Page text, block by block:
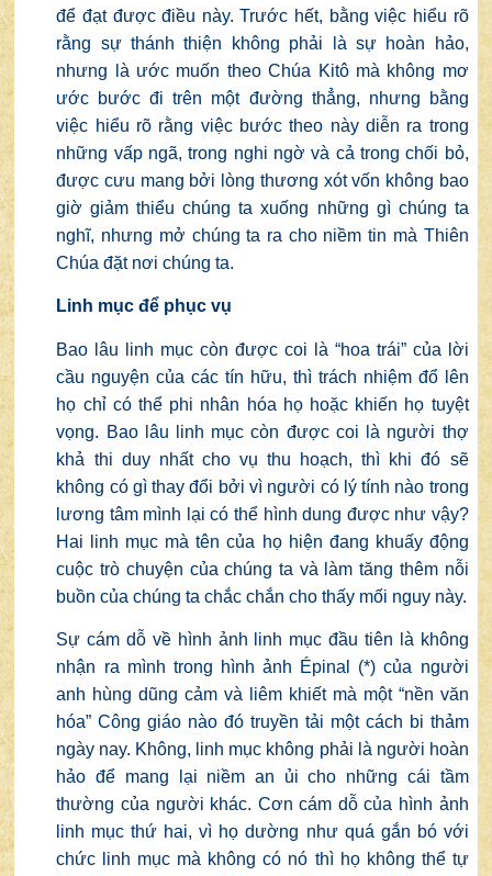
để đạt được điều này. Trước hết, bằng việc hiểu rõ
rằng sự thánh thiện không phải là sự hoàn hảo,
nhưng là ước muốn theo Chúa Kitô mà không mơ
ước bước đi trên một đường thẳng, nhưng bằng
việc hiểu rõ rằng việc bước theo này diễn ra trong
những vấp ngã, trong nghi ngờ và cả trong chối bỏ,
được cưu mang bởi lòng thương xót vốn không bao
giờ giảm thiểu chúng ta xuống những gì chúng ta
nghĩ, nhưng mở chúng ta ra cho niềm tin mà Thiên
Chúa đặt nơi chúng ta.
Linh mục để phục vụ
Bao lâu linh mục còn được coi là “hoa trái” của lời
cầu nguyện của các tín hữu, thì trách nhiệm đổ lên
họ chỉ có thể phi nhân hóa họ hoặc khiến họ tuyệt
vọng. Bao lâu linh mục còn được coi là người thợ
khả thi duy nhất cho vụ thu hoạch, thì khi đó sẽ
không có gì thay đổi bởi vì người có lý tính nào trong
lương tâm mình lại có thể hình dung được như vậy?
Hai linh mục mà tên của họ hiện đang khuấy động
cuộc trò chuyện của chúng ta và làm tăng thêm nỗi
buồn của chúng ta chắc chắn cho thấy mối nguy này.
Sự cám dỗ về hình ảnh linh mục đầu tiên là không
nhận ra mình trong hình ảnh Épinal (*) của người
anh hùng dũng cảm và liêm khiết mà một “nền văn
hóa” Công giáo nào đó truyền tải một cách bi thảm
ngày nay. Không, linh mục không phải là người hoàn
hảo để mang lại niềm an ủi cho những cái tầm
thường của người khác. Cơn cám dỗ của hình ảnh
linh mục thứ hai, vì họ dường như quá gắn bó với
chức linh mục mà không có nó thì họ không thể tự